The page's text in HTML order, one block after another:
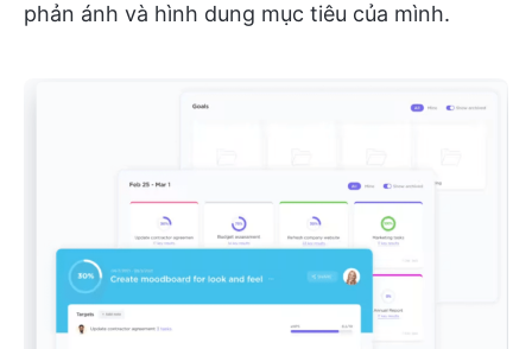
phản ánh và hình dung mục tiêu của mình.